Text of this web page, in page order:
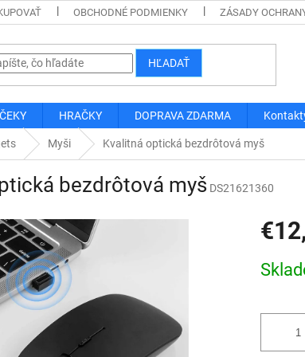
OBCHODNÉ PODMIENKY ZÁSADY
HĽADAŤ
HRAČKY DOPRAVA ZDARMA
Myši Kvalitná optická bezdrôtová myš
bezdrôtová myš DS21621360
cena: